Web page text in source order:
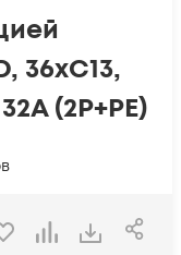
36xC13,
(2P+PE)